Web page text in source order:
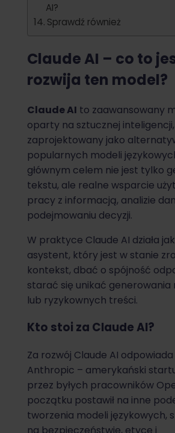
AI?
Sprawdź również
Claude AI – co to
rozwija ten model?
Claude AI to zaawansowany
oparty na sztucznej inteligencji,
zaprojektowany jako
popularnych modeli
głównym celem nie jest tylko
tekstu, ale realne wsparcie
pracy z informacją, analizie
podejmowaniu decyzji.
W praktyce Claude AI działa
asystent, który jest w stanie
kontekst, dbać o spójność
starać się unikać generowania
lub ryzykownych treści.
Kto stoi za Claude AI?
Za rozwój Claude AI
Anthropic – amerykański
przez byłych pracowników
początku postawił na inne
tworzenia modeli językowych,